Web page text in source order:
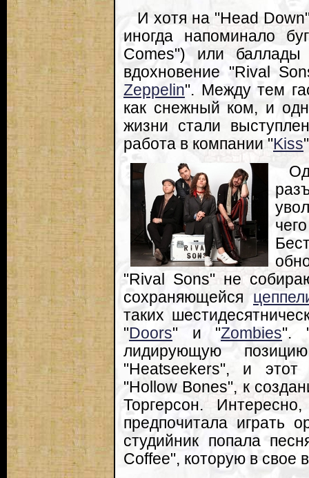
И хотя на "Head
иногда напоминало
Comes") или
вдохновение "Rival
Zeppelin". Между тем
как снежный ком, и
жизни стали
работа в компании "Kiss
"Rival Sons" не
сохраняющейся
таких
"Doors" и "Zombies".
лидирующую
"Heatseekers", и этот
"Hollow Bones", к
Торгерсон.
предпочитала играть
студийник попала
Coffee", которую в свое